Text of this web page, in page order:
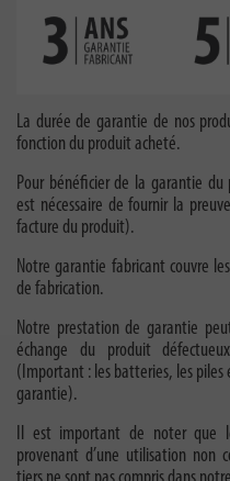
La durée de garantie de nos
fonction du produit acheté.
Pour bénéficier de la garantie
est nécessaire de fournir la
facture du produit).
Notre garantie fabricant couvre
de fabrication.
Notre prestation de garantie
échange du produit
(Important : les batteries, les piles
garantie).
Il est important de noter que
provenant d’une utilisation non